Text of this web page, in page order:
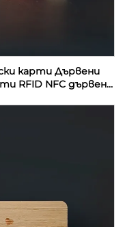
карти Дървени
RFID NFC дървени